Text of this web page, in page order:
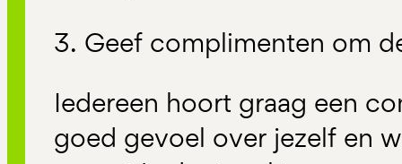
3. Geef complimenten om
Iedereen hoort graag een
goed gevoel over jezelf en